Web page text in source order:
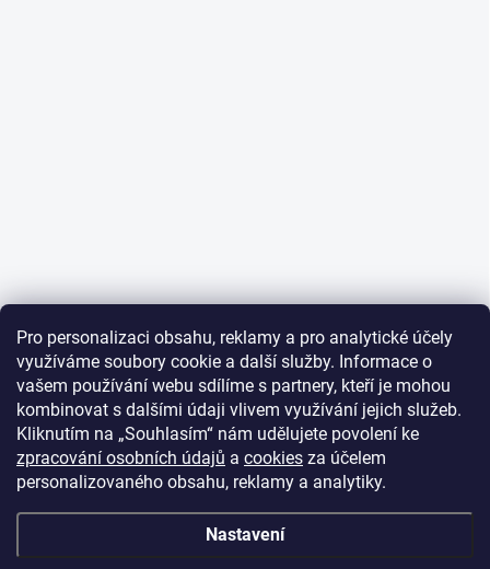
Pro personalizaci obsahu, reklamy a pro analytické účely
využíváme soubory cookie a další služby. Informace o
vašem používání webu sdílíme s partnery, kteří je mohou
kombinovat s dalšími údaji vlivem využívání jejich služeb.
Kliknutím na „Souhlasím“ nám udělujete povolení ke
zpracování osobních údajů a cookies za účelem
personalizovaného obsahu, reklamy a analytiky.
Nastavení